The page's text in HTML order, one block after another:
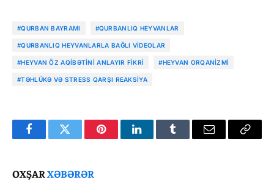
#QURBAN BAYRAMI #QURBANLIQ HEYVANLAR
#QURBANLIQ HEYVANLARLA BAĞLI VIDEOLAR
#HEYVAN ÖZ AQIBƏTINI ANLAYIR FIKRI #HEYVAN ORQANIZMI
#TƏHLÜKƏ VƏ STRESS QARŞI REAKSIYA
FacebookTwitter PinterestLinkedInTumblr Email
Copy
OXŞARXƏBƏRƏR